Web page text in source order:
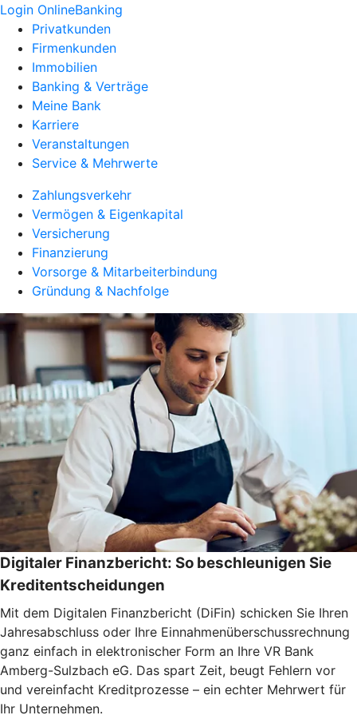
Login OnlineBanking
Privatkunden
Firmenkunden
Immobilien
Banking & Verträge
Meine Bank
Karriere
Veranstaltungen
Service & Mehrwerte
Zahlungsverkehr
Vermögen & Eigenkapital
Versicherung
Finanzierung
Vorsorge & Mitarbeiterbindung
Gründung & Nachfolge
Digitaler Finanzbericht: So beschleunigen Sie
Kreditentscheidungen
Mit dem Digitalen Finanzbericht (DiFin) schicken Sie Ihren
Jahresabschluss oder Ihre Einnahmenüberschussrechnung
ganz einfach in elektronischer Form an Ihre VR Bank
Amberg-Sulzbach eG. Das spart Zeit, beugt Fehlern vor
und vereinfacht Kreditprozesse – ein echter Mehrwert für
Ihr Unternehmen.